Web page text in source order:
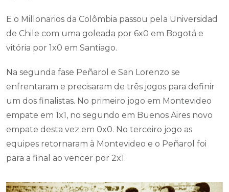
E o Millonarios da Colômbia passou pela Universidad
de Chile com uma goleada por 6x0 em Bogotá e
vitória por 1x0 em Santiago.
Na segunda fase Peñarol e San Lorenzo se
enfrentaram e precisaram de três jogos para definir
um dos finalistas. No primeiro jogo em Montevideo
empate em 1x1, no segundo em Buenos Aires novo
empate desta vez em 0x0. No terceiro jogo as
equipes retornaram à Montevideo e o Peñarol foi
para a final ao vencer por 2x1.